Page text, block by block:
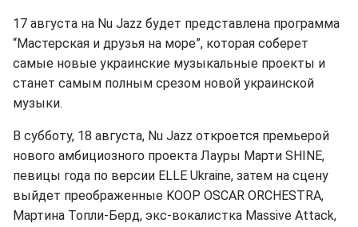
17 августа на Nu Jazz будет представлена программа
“Мастерская и друзья на море”, которая соберет
самые новые украинские музыкальные проекты и
станет самым полным срезом новой украинской
музыки.
В субботу, 18 августа, Nu Jazz откроется премьерой
нового амбициозного проекта Лауры Марти SHINE,
певицы года по версии ELLE Ukraine, затем на сцену
выйдет преображенные KOOP OSCAR ORCHESTRA,
Мартина Топли-Берд, экс-вокалистка Massive Attack,